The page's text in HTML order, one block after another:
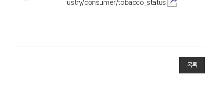
ustry/consumer/tobacco_status
목록